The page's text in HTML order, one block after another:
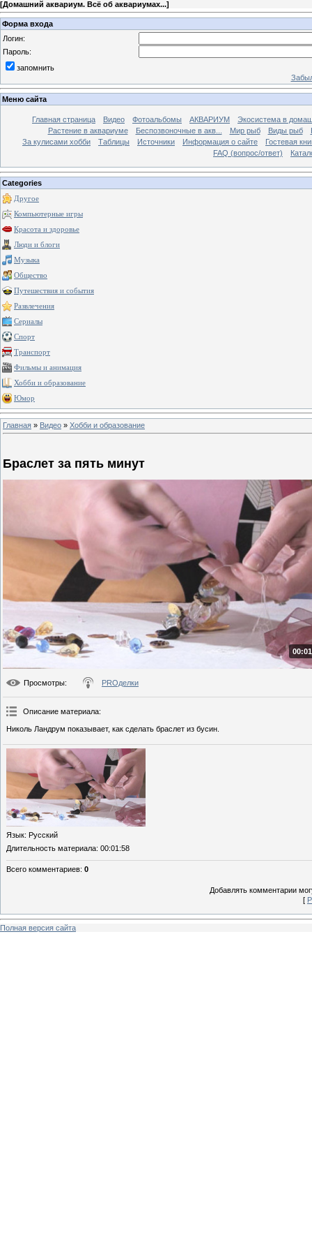
[Домашний аквариум. Всё об аквариумах...]
Форма входа
Логин:
Пароль:
запомнить
Меню сайта
Главная страница Видео Фотоальбомы АКВАРИУМ
Экосистема в
Растение в аквариуме
Беспозвоночные в акв... Мир рыб Виды рыб
За кулисами хобби
Таблицы Источники Информация о сайте
Гостевая
FAQ (вопрос/ответ)
Categories
Другое
Компьютерные игры
Красота и здоровье
Люди и блоги
Музыка
Общество
Путешествия и события
Развлечения
Сериалы
Спорт
Транспорт
Фильмы и анимация
Хобби и образование
Юмор
Главная » Видео » Хобби и образование
Браслет за пять минут
Просмотры: PROделки
Описание материала:
Николь Ландрум показывает, как сделать браслет из бусин.
Язык: Русский
Длительность материала: 00:01:58
Всего комментариев: 0
Добавлять комментарии
[
Полная версия сайта